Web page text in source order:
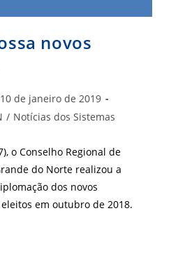
novos
10 de janeiro de 2019
/ Notícias dos Sistemas
o Conselho Regional de
do Norte realizou a
dos novos
em outubro de 2018.